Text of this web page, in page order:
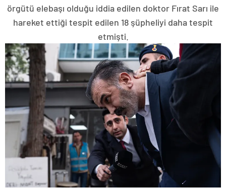
örgütü elebaşı olduğu iddia edilen doktor Fırat Sarı ile
hareket ettiği tespit edilen 18 şüpheliyi daha tespit
etmişti.